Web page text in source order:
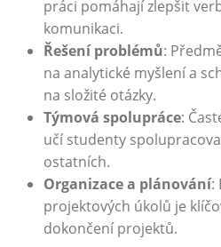
práci pomáhají zlepšit
‍komunikaci.
Řešení problémů:
na analytické ⁣myšlení a
na složité otázky.
Týmová spolupráce:
učí studenty
ostatních.
Organizace⁤ a plánování:
projektových ⁤úkolů ⁣je
dokončení⁢ projektů.